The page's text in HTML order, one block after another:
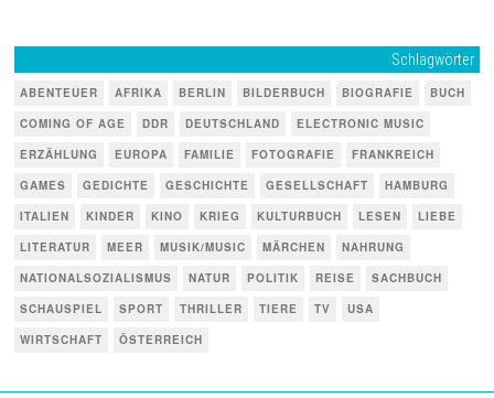
Schlagwörter
ABENTEUER AFRIKA BERLIN BILDERBUCH BIOGRAFIE
BUCH
COMING OF AGE
DDR DEUTSCHLAND
ELECTRONIC MUSIC
ERZÄHLUNG
EUROPA FAMILIE FOTOGRAFIE
FRANKREICH
GAMES
GEDICHTE GESCHICHTE GESELLSCHAFT
HAMBURG
ITALIEN
KINDER KINO KRIEG KULTURBUCH LESEN
LIEBE
LITERATUR
MEER MUSIK/MUSIC MÄRCHEN
NAHRUNG
NATIONALSOZIALISMUS
NATUR POLITIK REISE
SACHBUCH
SCHAUSPIEL
SPORT THRILLER TIERE TV
USA
WIRTSCHAFT
ÖSTERREICH